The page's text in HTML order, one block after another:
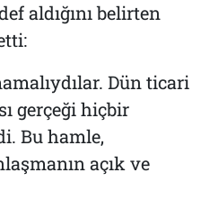
aldığını belirten
Dün ticari
gerçeği hiçbir
Bu hamle,
açık ve